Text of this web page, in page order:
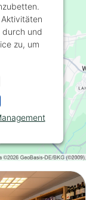
durch und
zu, um